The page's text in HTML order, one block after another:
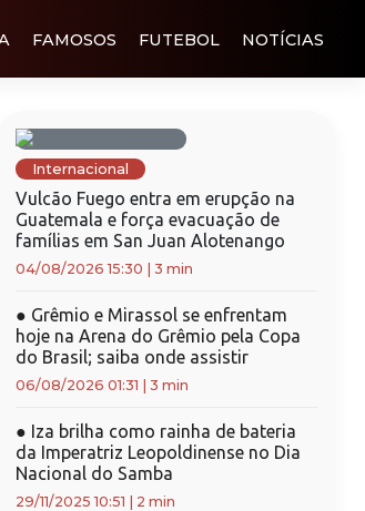
FAMOSOS FUTEBOL NOTÍCIAS
Internacional
Vulcão Fuego entra em erupção na
Guatemala e força evacuação de
famílias em San Juan Alotenango
04/08/2026 15:30 3 min
● Grêmio e Mirassol se enfrentam
hoje na Arena do Grêmio pela Copa
do Brasil; saiba onde assistir
06/08/2026 01:31 3 min
● Iza brilha como rainha de bateria
da Imperatriz Leopoldinense no Dia
Nacional do Samba
29/11/2025 10:51 2 min